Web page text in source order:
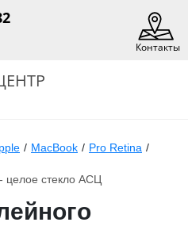
Контакты
/ MacBook / Pro Retina /
целое стекло АСЦ